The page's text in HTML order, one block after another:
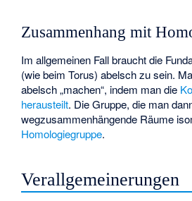
Zusammenhang mit
Im allgemeinen Fall braucht die
(wie beim Torus) abelsch zu sein.
abelsch „machen“, indem man die
herausteilt. Die Gruppe, die man
wegzusammenhängende Räume
Homologiegruppe.
Verallgemeinerungen